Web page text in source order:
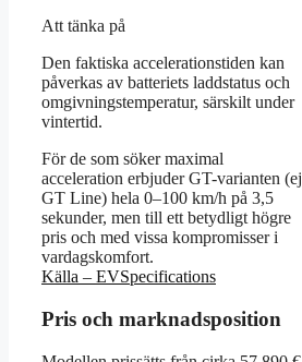
Att tänka på
Den faktiska accelerationstiden kan
påverkas av batteriets laddstatus och
omgivningstemperatur, särskilt under
vintertid.
För de som söker maximal
acceleration erbjuder GT-varianten (ej
GT Line) hela 0–100 km/h på 3,5
sekunder, men till ett betydligt högre
pris och med vissa kompromisser i
vardagskomfort.
Källa – EVSpecifications
Pris och marknadsposition